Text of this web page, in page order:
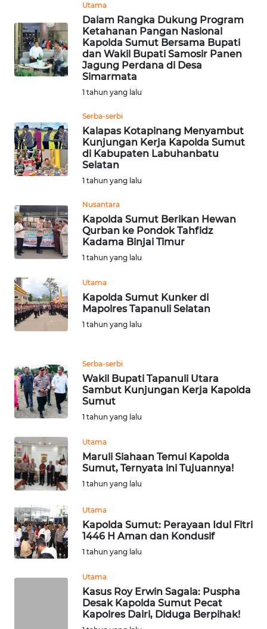
Utama
Dalam Rangka Dukung Program
Ketahanan Pangan Nasional
Kapolda Sumut Bersama Bupati
dan Wakil Bupati Samosir Panen
Jagung Perdana di Desa
Simarmata
1 tahun yang lalu
Serba-serbi
Kalapas Kotapinang Menyambut
Kunjungan Kerja Kapolda Sumut
di Kabupaten Labuhanbatu
Selatan
1 tahun yang lalu
Nusantara
Kapolda Sumut Berikan Hewan
Qurban ke Pondok Tahfidz
Kadama Binjai Timur
1 tahun yang lalu
Utama
Kapolda Sumut Kunker di
Mapolres Tapanuli Selatan
1 tahun yang lalu
Serba-serbi
Wakil Bupati Tapanuli Utara
Sambut Kunjungan Kerja Kapolda
Sumut
1 tahun yang lalu
Utama
Maruli Siahaan Temui Kapolda
Sumut, Ternyata ini Tujuannya!
1 tahun yang lalu
Utama
Kapolda Sumut: Perayaan Idul Fitri
1446 H Aman dan Kondusif
1 tahun yang lalu
Utama
Kasus Roy Erwin Sagala: Puspha
Desak Kapolda Sumut Pecat
Kapolres Dairi, Diduga Berpihak!
WN
SULTENG
WN
WN
BABEL
WN
SUMBAR
WN
SUMSEL
WN
WN
LAMPUNG
WN
NUSANTARA
JOGJA
WN
JATIM
WN
BALI
KALBAR